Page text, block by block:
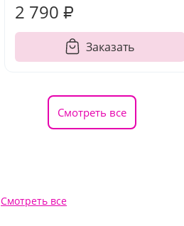
2 790 ₽
Заказать
Смотреть все
Смотреть все